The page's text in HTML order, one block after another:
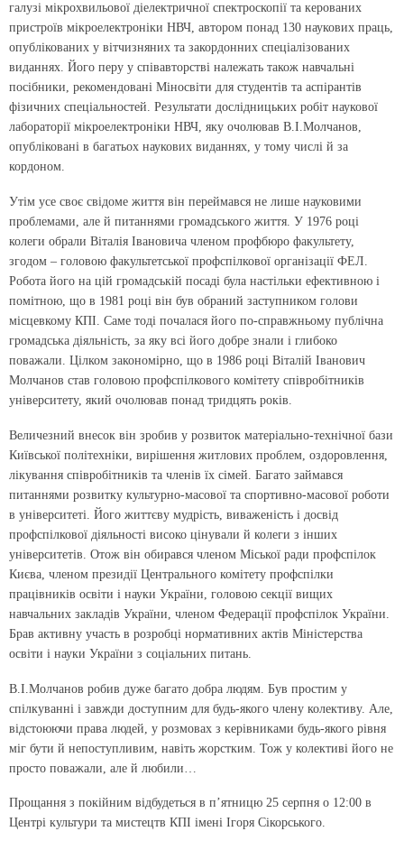
галузі мікрохвильової діелектричної спектроскопії та керованих
пристроїв мікроелектроніки НВЧ, автором понад 130 наукових праць,
опублікованих у вітчизняних та закордонних спеціалізованих
виданнях. Його перу у співавторстві належать також навчальні
посібники, рекомендовані Міносвіти для студентів та аспірантів
фізичних спеціальностей. Результати дослідницьких робіт наукової
лабораторії мікроелектроніки НВЧ, яку очолював В.І.Молчанов,
опубліковані в багатьох наукових виданнях, у тому числі й за
кордоном.
Утім усе своє свідоме життя він переймався не лише науковими
проблемами, але й питаннями громадського життя. У 1976 році
колеги обрали Віталія Івановича членом профбюро факультету,
згодом – головою факультетської профспілкової організації ФЕЛ.
Робота його на цій громадській посаді була настільки ефективною і
помітною, що в 1981 році він був обраний заступником голови
місцевкому КПІ. Саме тоді почалася його по-справжньому публічна
громадська діяльність, за яку всі його добре знали і глибоко
поважали. Цілком закономірно, що в 1986 році Віталій Іванович
Молчанов став головою профспілкового комітету співробітників
університету, який очолював понад тридцять років.
Величезний внесок він зробив у розвиток матеріально-технічної бази
Київської політехніки, вирішення житлових проблем, оздоровлення,
лікування співробітників та членів їх сімей. Багато займався
питаннями розвитку культурно-масової та спортивно-масової роботи
в університеті. Його життєву мудрість, виваженість і досвід
профспілкової діяльності високо цінували й колеги з інших
університетів. Отож він обирався членом Міської ради профспілок
Києва, членом президії Центрального комітету профспілки
працівників освіти і науки України, головою секції вищих
навчальних закладів України, членом Федерації профспілок України.
Брав активну участь в розробці нормативних актів Міністерства
освіти і науки України з соціальних питань.
В.І.Молчанов робив дуже багато добра людям. Був простим у
спілкуванні і завжди доступним для будь-якого члену колективу. Але,
відстоюючи права людей, у розмовах з керівниками будь-якого рівня
міг бути й непоступливим, навіть жорстким. Тож у колективі його не
просто поважали, але й любили…
Прощання з покійним відбудеться в п’ятницю 25 серпня о 12:00 в
Центрі культури та мистецтв КПІ імені Ігоря Сікорського.